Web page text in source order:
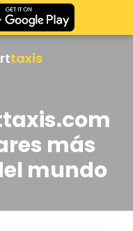
taxis
más
mundo